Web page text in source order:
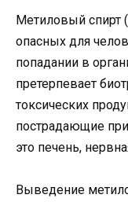
Метиловый спирт
опасных для
попадании в
претерпевает
токсических
пострадающие
это печень,
Выведение